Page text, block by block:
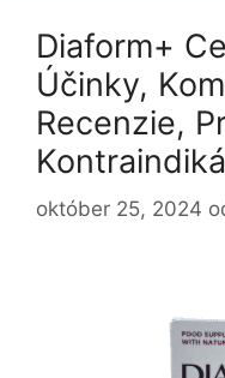
Diaform+
Účinky,
Recenzie,
október 25, 2024